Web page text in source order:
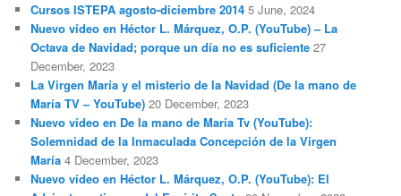
Cursos ISTEPA agosto-diciembre 2014 5 June, 2024
Nuevo vídeo en Héctor L. Márquez, O.P. (YouTube) – La
Octava de Navidad; porque un día no es suficiente 27
December, 2023
La Virgen María y el misterio de la Navidad (De la mano de
María TV – YouTube) 20 December, 2023
Nuevo vídeo en De la mano de María Tv (YouTube):
Solemnidad de la Inmaculada Concepción de la Virgen
María 4 December, 2023
Nuevo vídeo en Héctor L. Márquez, O.P. (YouTube): El